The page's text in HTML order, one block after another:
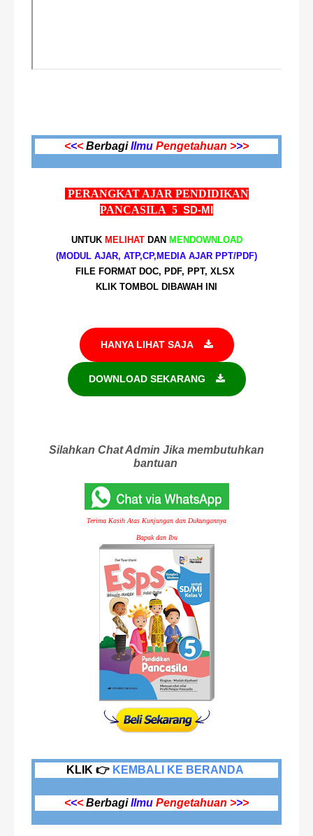
<<< BerbagiIlmu Pengetahuan >>>
PERANGKAT AJAR PENDIDIKAN
PANCASILA 5 SD-MI
UNTUK MELIHATDAN MENDOWNLOAD
(MODUL AJAR, ATP,CP,MEDIA AJAR PPT/PDF)
FILE FORMAT DOC, PDF, PPT, XLSX
KLIK TOMBOL DIBAWAH INI
HANYA LIHAT SAJA
DOWNLOAD SEKARANG
Silahkan Chat Admin Jika membutuhkan
bantuan
Terima Kasih Atas Kunjungan dan Dukungannya
Bapak dan Ibu
KLIK 👉 KEMBALI KE BERANDA
<<< BerbagiIlmu Pengetahuan >>>